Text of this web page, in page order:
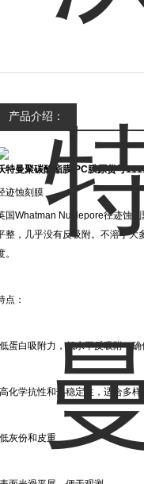
产品介绍：
特曼聚碳酸酯膜 PC膜原货号
迹蚀刻膜
国Whatman Nuclepore径迹蚀
整，几乎没有反吸附。不溶于大
。
点：
蛋白吸附力，低水平反吸附，
化学抗性和热稳定性，适合多样
灰份和皮重